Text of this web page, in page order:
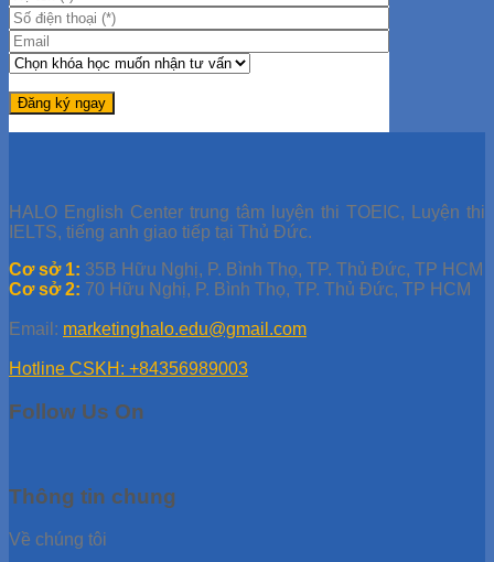
HALO English Center trung tâm luyện thi TOEIC, Luyện thi
IELTS, tiếng anh giao tiếp tại Thủ Đức.
Cơ sở 1: 35B Hữu Nghị, P. Bình Thọ, TP. Thủ Đức, TP HCM
Cơ sở 2: 70 Hữu Nghị, P. Bình Thọ, TP. Thủ Đức, TP HCM
Email: marketinghalo.edu@gmail.com
Hotline CSKH: +84356989003
Follow Us On
Thông tin chung
Về chúng tôi